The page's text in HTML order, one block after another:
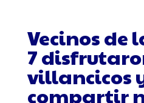
Vecinos de
7
villancicos
compartir